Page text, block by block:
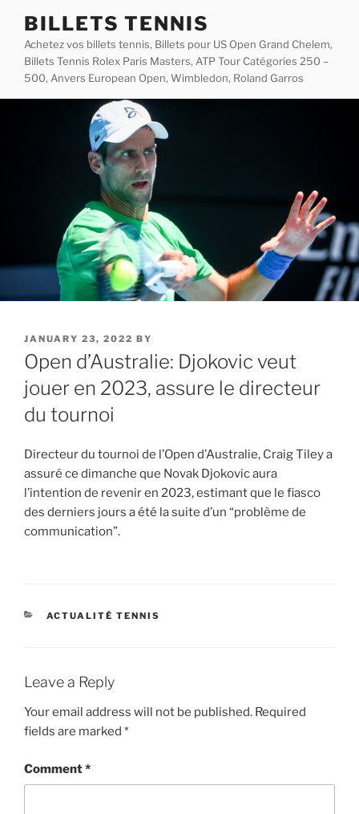
content
BILLETS TENNIS
Achetez vos billets tennis, Billets pour US Open Grand Chelem,
Billets Tennis Rolex Paris Masters, ATP Tour Catégories 250 –
500, Anvers European Open, Wimbledon, Roland Garros
POSTED
ON
JANUARY 23, 2022 BY
Open d’Australie: Djokovic veut
jouer en 2023, assure le directeur
du tournoi
Directeur du tournoi de l’Open d’Australie, Craig Tiley a
assuré ce dimanche que Novak Djokovic aura
l’intention de revenir en 2023, estimant que le fiasco
des derniers jours a été la suite d’un “problème de
communication”.
CATEGORIES
ACTUALITÉ TENNIS
Leave a Reply
Your email address will not be published. Required
fields are marked *
Comment*